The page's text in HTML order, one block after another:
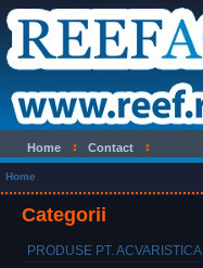
Home Contact
Home
Categorii
PRODUSE PT. ACVARISTICA